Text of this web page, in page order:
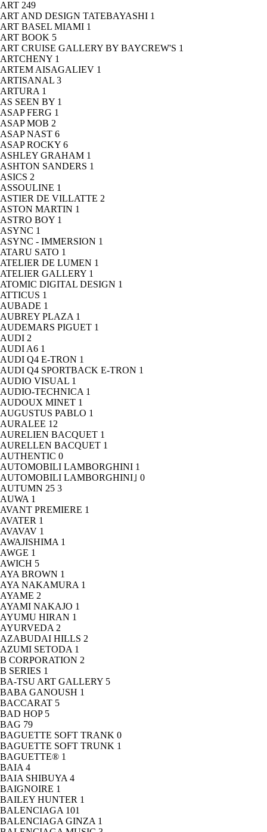
ART 249
ART AND DESIGN TATEBAYASHI 1
ART BASEL MIAMI 1
ART BOOK 5
ART CRUISE GALLERY BY BAYCREW'S 1
ARTCHENY 1
ARTEM AISAGALIEV 1
ARTISANAL 3
ARTURA 1
AS SEEN BY 1
ASAP FERG 1
ASAP MOB 2
ASAP NAST 6
ASAP ROCKY 6
ASHLEY GRAHAM 1
ASHTON SANDERS 1
ASICS 2
ASSOULINE 1
ASTIER DE VILLATTE 2
ASTON MARTIN 1
ASTRO BOY 1
ASYNC 1
ASYNC - IMMERSION 1
ATARU SATO 1
ATELIER DE LUMEN 1
ATELIER GALLERY 1
ATOMIC DIGITAL DESIGN 1
ATTICUS 1
AUBADE 1
AUBREY PLAZA 1
AUDEMARS PIGUET 1
AUDI 2
AUDI A6 1
AUDI Q4 E-TRON 1
AUDI Q4 SPORTBACK E-TRON 1
AUDIO VISUAL 1
AUDIO-TECHNICA 1
AUDOUX MINET 1
AUGUSTUS PABLO 1
AURALEE 12
AURELIEN BACQUET 1
AURELLEN BACQUET 1
AUTHENTIC 0
AUTOMOBILI LAMBORGHINI 1
AUTOMOBILI LAMBORGHINI｣ 0
AUTUMN 25 3
AUWA 1
AVANT PREMIERE 1
AVATER 1
AVAVAV 1
AWAJISHIMA 1
AWGE 1
AWICH 5
AYA BROWN 1
AYA NAKAMURA 1
AYAME 2
AYAMI NAKAJO 1
AYUMU HIRAN 1
AYURVEDA 2
AZABUDAI HILLS 2
AZUMI SETODA 1
B CORPORATION 2
B SERIES 1
BA-TSU ART GALLERY 5
BABA GANOUSH 1
BACCARAT 5
BAD HOP 5
BAG 79
BAGUETTE SOFT TRANK 0
BAGUETTE SOFT TRUNK 1
BAGUETTE® 1
BAIA 4
BAIA SHIBUYA 4
BAIGNOIRE 1
BAILEY HUNTER 1
BALENCIAGA 101
BALENCIAGA GINZA 1